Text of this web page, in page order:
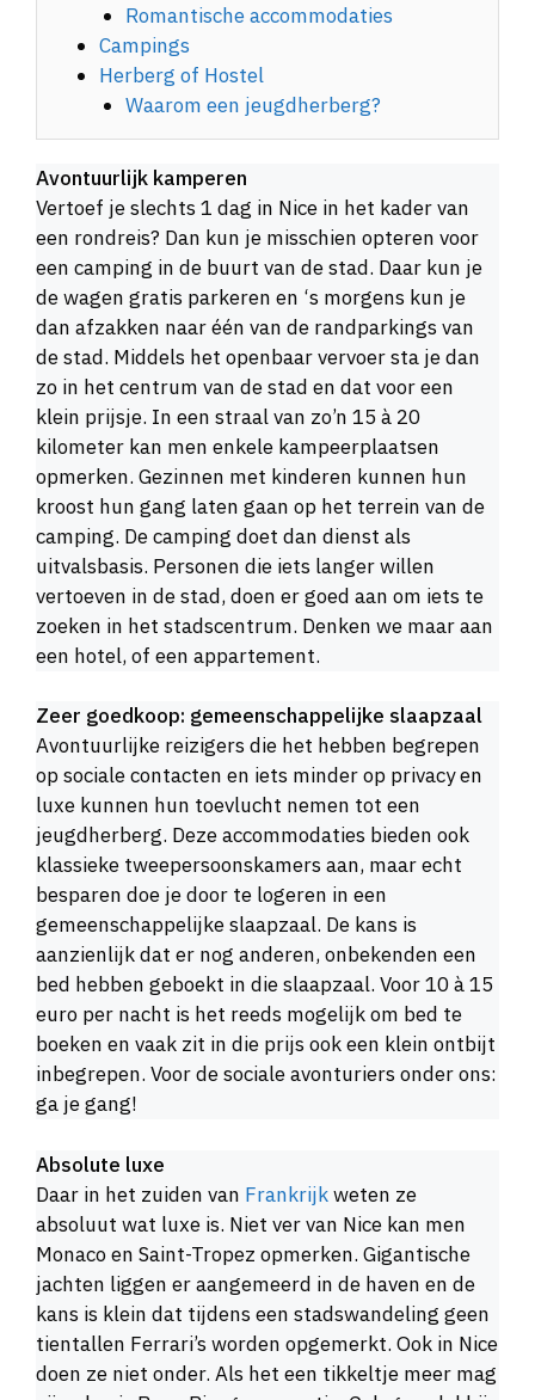
Romantische accommodaties
Campings
Herberg of Hostel
Waarom een jeugdherberg?
Avontuurlijk kamperen
Vertoef je slechts 1 dag in Nice in het kader van
een rondreis? Dan kun je misschien opteren voor
een camping in de buurt van de stad. Daar kun je
de wagen gratis parkeren en ‘s morgens kun je
dan afzakken naar één van de randparkings van
de stad. Middels het openbaar vervoer sta je dan
zo in het centrum van de stad en dat voor een
klein prijsje. In een straal van zo’n 15 à 20
kilometer kan men enkele kampeerplaatsen
opmerken. Gezinnen met kinderen kunnen hun
kroost hun gang laten gaan op het terrein van de
camping. De camping doet dan dienst als
uitvalsbasis. Personen die iets langer willen
vertoeven in de stad, doen er goed aan om iets te
zoeken in het stadscentrum. Denken we maar aan
een hotel, of een appartement.
Zeer goedkoop: gemeenschappelijke slaapzaal
Avontuurlijke reizigers die het hebben begrepen
op sociale contacten en iets minder op privacy en
luxe kunnen hun toevlucht nemen tot een
jeugdherberg. Deze accommodaties bieden ook
klassieke tweepersoonskamers aan, maar echt
besparen doe je door te logeren in een
gemeenschappelijke slaapzaal. De kans is
aanzienlijk dat er nog anderen, onbekenden een
bed hebben geboekt in die slaapzaal. Voor 10 à 15
euro per nacht is het reeds mogelijk om bed te
boeken en vaak zit in die prijs ook een klein ontbijt
inbegrepen. Voor de sociale avonturiers onder ons:
ga je gang!
Absolute luxe
Daar in het zuiden van Frankrijkweten ze
absoluut wat luxe is. Niet ver van Nice kan men
Monaco en Saint-Tropez opmerken. Gigantische
jachten liggen er aangemeerd in de haven en de
kans is klein dat tijdens een stadswandeling geen
tientallen Ferrari’s worden opgemerkt. Ook in Nice
doen ze niet onder. Als het een tikkeltje meer mag